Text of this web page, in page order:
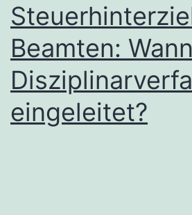
Beamten:
eingeleitet?